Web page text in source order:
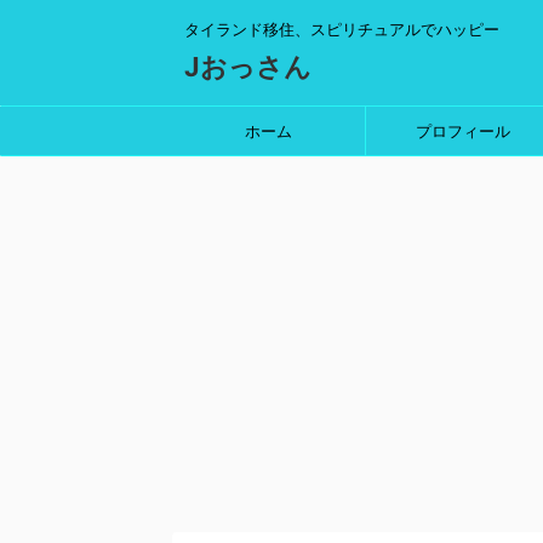
タイランド移住、スピリチュアルでハッピー
Jおっさん
ホーム プロフィール